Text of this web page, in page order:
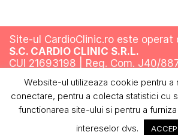
Site-ul CardioClinic.ro este operat
S.C. CARDIO CLINIC S.R.L.
CUI 21693198 | Reg. Com. J40/
Toate drepturile rezervate @ 2019
Termeni si conditii Politica de confidentialitate
ANPC
Website-ul utilizeaza cookie pentru a
conectare, pentru a colecta statistici cu
functionarea site-ului si pentru a
intereselor dvs.